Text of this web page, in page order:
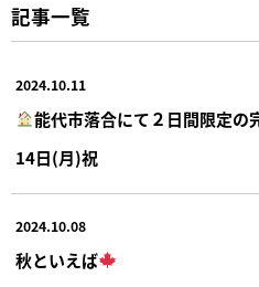
記事一覧
2024.10.11
能代市落合にて２日間限定
14日(月)祝
2024.10.08
秋といえば